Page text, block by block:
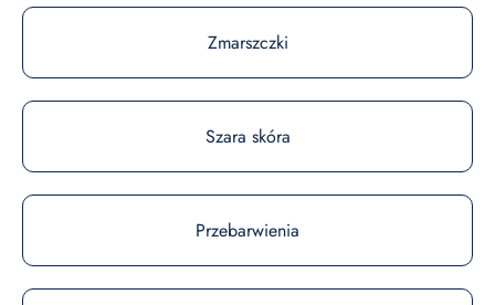
Zmarszczki
Szara skóra
Przebarwienia